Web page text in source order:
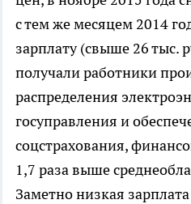
с тем же месяцем 2014
зарплату (свыше 26 тыс.
получали работники
распределения
госуправления и
соцстрахования,
1,7 раза выше
Заметно низкая